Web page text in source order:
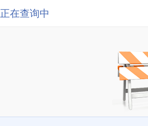
正在查询中